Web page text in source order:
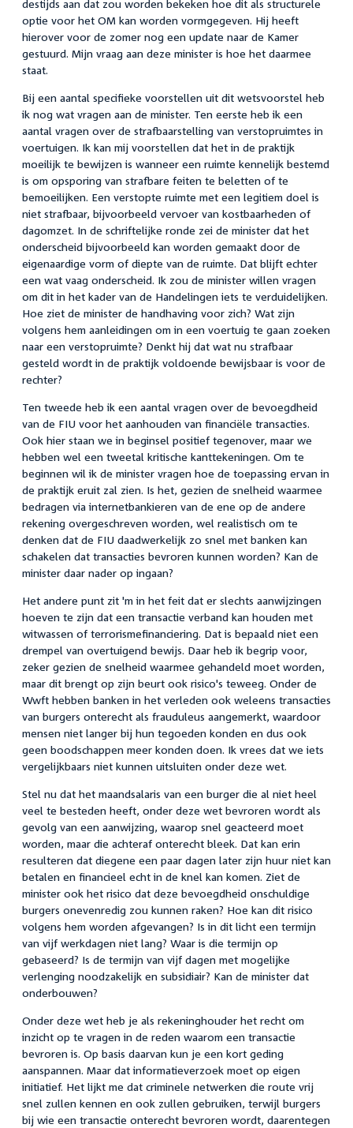
destijds aan dat zou worden bekeken hoe dit als structurele
optie voor het OM kan worden vormgegeven. Hij heeft
hierover voor de zomer nog een update naar de Kamer
gestuurd. Mijn vraag aan deze minister is hoe het daarmee
staat.
Bij een aantal specifieke voorstellen uit dit wetsvoorstel heb
ik nog wat vragen aan de minister. Ten eerste heb ik een
aantal vragen over de strafbaarstelling van verstopruimtes in
voertuigen. Ik kan mij voorstellen dat het in de praktijk
moeilijk te bewijzen is wanneer een ruimte kennelijk bestemd
is om opsporing van strafbare feiten te beletten of te
bemoeilijken. Een verstopte ruimte met een legitiem doel is
niet strafbaar, bijvoorbeeld vervoer van kostbaarheden of
dagomzet. In de schriftelijke ronde zei de minister dat het
onderscheid bijvoorbeeld kan worden gemaakt door de
eigenaardige vorm of diepte van de ruimte. Dat blijft echter
een wat vaag onderscheid. Ik zou de minister willen vragen
om dit in het kader van de Handelingen iets te verduidelijken.
Hoe ziet de minister de handhaving voor zich? Wat zijn
volgens hem aanleidingen om in een voertuig te gaan zoeken
naar een verstopruimte? Denkt hij dat wat nu strafbaar
gesteld wordt in de praktijk voldoende bewijsbaar is voor de
rechter?
Ten tweede heb ik een aantal vragen over de bevoegdheid
van de FIU voor het aanhouden van financiële transacties.
Ook hier staan we in beginsel positief tegenover, maar we
hebben wel een tweetal kritische kanttekeningen. Om te
beginnen wil ik de minister vragen hoe de toepassing ervan in
de praktijk eruit zal zien. Is het, gezien de snelheid waarmee
bedragen via internetbankieren van de ene op de andere
rekening overgeschreven worden, wel realistisch om te
denken dat de FIU daadwerkelijk zo snel met banken kan
schakelen dat transacties bevroren kunnen worden? Kan de
minister daar nader op ingaan?
Het andere punt zit 'm in het feit dat er slechts aanwijzingen
hoeven te zijn dat een transactie verband kan houden met
witwassen of terrorismefinanciering. Dat is bepaald niet een
drempel van overtuigend bewijs. Daar heb ik begrip voor,
zeker gezien de snelheid waarmee gehandeld moet worden,
maar dit brengt op zijn beurt ook risico's teweeg. Onder de
Wwft hebben banken in het verleden ook weleens transacties
van burgers onterecht als frauduleus aangemerkt, waardoor
mensen niet langer bij hun tegoeden konden en dus ook
geen boodschappen meer konden doen. Ik vrees dat we iets
vergelijkbaars niet kunnen uitsluiten onder deze wet.
Stel nu dat het maandsalaris van een burger die al niet heel
veel te besteden heeft, onder deze wet bevroren wordt als
gevolg van een aanwijzing, waarop snel geacteerd moet
worden, maar die achteraf onterecht bleek. Dat kan erin
resulteren dat diegene een paar dagen later zijn huur niet kan
betalen en financieel echt in de knel kan komen. Ziet de
minister ook het risico dat deze bevoegdheid onschuldige
burgers onevenredig zou kunnen raken? Hoe kan dit risico
volgens hem worden afgevangen? Is in dit licht een termijn
van vijf werkdagen niet lang? Waar is die termijn op
gebaseerd? Is de termijn van vijf dagen met mogelijke
verlenging noodzakelijk en subsidiair? Kan de minister dat
onderbouwen?
Onder deze wet heb je als rekeninghouder het recht om
inzicht op te vragen in de reden waarom een transactie
bevroren is. Op basis daarvan kun je een kort geding
aanspannen. Maar dat informatieverzoek moet op eigen
initiatief. Het lijkt me dat criminele netwerken die route vrij
snel zullen kennen en ook zullen gebruiken, terwijl burgers
bij wie een transactie onterecht bevroren wordt, daarentegen